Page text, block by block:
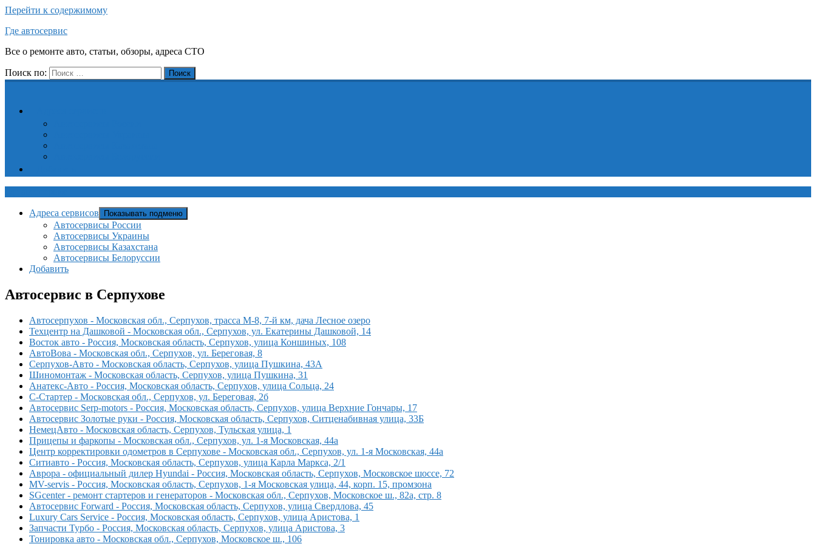
Перейти к содержимому
Где автосервис
Все о ремонте авто, статьи, обзоры, адреса СТО
Поиск по: Поиск
Адреса сервисов Показывать подменю
Автосервисы России
Автосервисы Украины
Автосервисы Казахстана
Автосервисы Белоруссии
Добавить
Автосервис в Серпухове
Автосерпухов - Московская обл., Серпухов, трасса М-8, 7-й км, дача Лесное озеро
Техцентр на Дашковой - Московская обл., Серпухов, ул. Екатерины Дашковой, 14
Восток авто - Россия, Московская область, Серпухов, улица Коншиных, 108
АвтоВова - Московская обл., Серпухов, ул. Береговая, 8
Серпухов-Авто - Московская область, Серпухов, улица Пушкина, 43А
Шиномонтаж - Московская область, Серпухов, улица Пушкина, 31
Анатекс-Авто - Россия, Московская область, Серпухов, улица Сольца, 24
С-Стартер - Московская обл., Серпухов, ул. Береговая, 2б
Автосервис Serp-motors - Россия, Московская область, Серпухов, улица Верхние Гончары, 17
Автосервис Золотые руки - Россия, Московская область, Серпухов, Ситценабивная улица, 33Б
НемецАвто - Московская область, Серпухов, Тульская улица, 1
Прицепы и фаркопы - Московская обл., Серпухов, ул. 1-я Московская, 44а
Центр корректировки одометров в Серпухове - Московская обл., Серпухов, ул. 1-я Московская, 44а
Ситиавто - Россия, Московская область, Серпухов, улица Карла Маркса, 2/1
Аврора - официальный дилер Hyundai - Россия, Московская область, Серпухов, Московское шоссе, 72
MV-servis - Россия, Московская область, Серпухов, 1-я Московская улица, 44, корп. 15, промзона
SGcenter - ремонт стартеров и генераторов - Московская обл., Серпухов, Московское ш., 82а, стр. 8
Автосервис Forward - Россия, Московская область, Серпухов, улица Свердлова, 45
Luxury Cars Service - Россия, Московская область, Серпухов, улица Аристова, 1
Запчасти Турбо - Россия, Московская область, Серпухов, улица Аристова, 3
Тонировка авто - Московская обл., Серпухов, Московское ш., 106